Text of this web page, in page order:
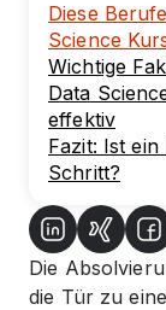
Diese
Science
Wichtige
Data
effektiv
Fazit: Ist
Schritt?
Die
die Tür zu